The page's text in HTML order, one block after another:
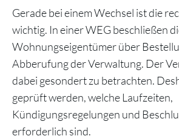
Gerade bei einem Wechsel ist die
wichtig. In einer WEG beschließen
Wohnungseigentümer über
Abberufung der Verwaltung. Der
dabei gesondert zu betrachten.
geprüft werden, welche Laufzeiten,
Kündigungsregelungen und
erforderlich sind.